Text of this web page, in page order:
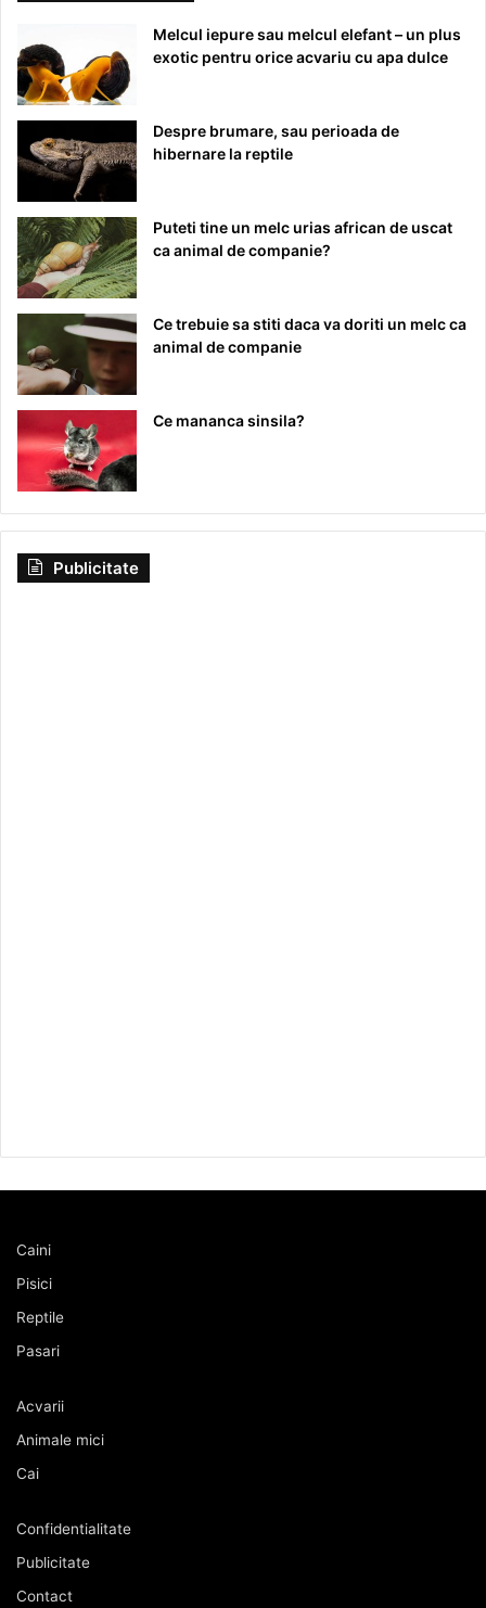
Melcul iepure sau melcul elefant – un plus
exotic pentru orice acvariu cu apa dulce
Despre brumare, sau perioada de
hibernare la reptile
Puteti tine un melc urias african de uscat
ca animal de companie?
Ce trebuie sa stiti daca va doriti un melc ca
animal de companie
Ce mananca sinsila?
Publicitate
Caini
Pisici
Reptile
Pasari
Acvarii
Animale mici
Cai
Confidentialitate
Publicitate
Contact